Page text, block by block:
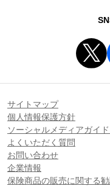
サイトマップ
個人情報保護方針
ソーシャルメディアガイ
よくいただく質問
お問い合わせ
企業情報
保険商品の販売に関する